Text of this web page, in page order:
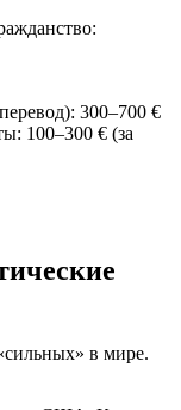
300–700 €
100–300 € (за
в мире.